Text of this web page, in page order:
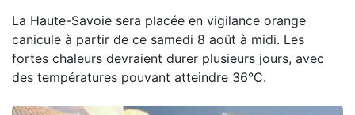
La Haute-Savoie sera placée en vigilance orange
canicule à partir de ce samedi 8 août à midi. Les
fortes chaleurs devraient durer plusieurs jours, avec
des températures pouvant atteindre 36°C.